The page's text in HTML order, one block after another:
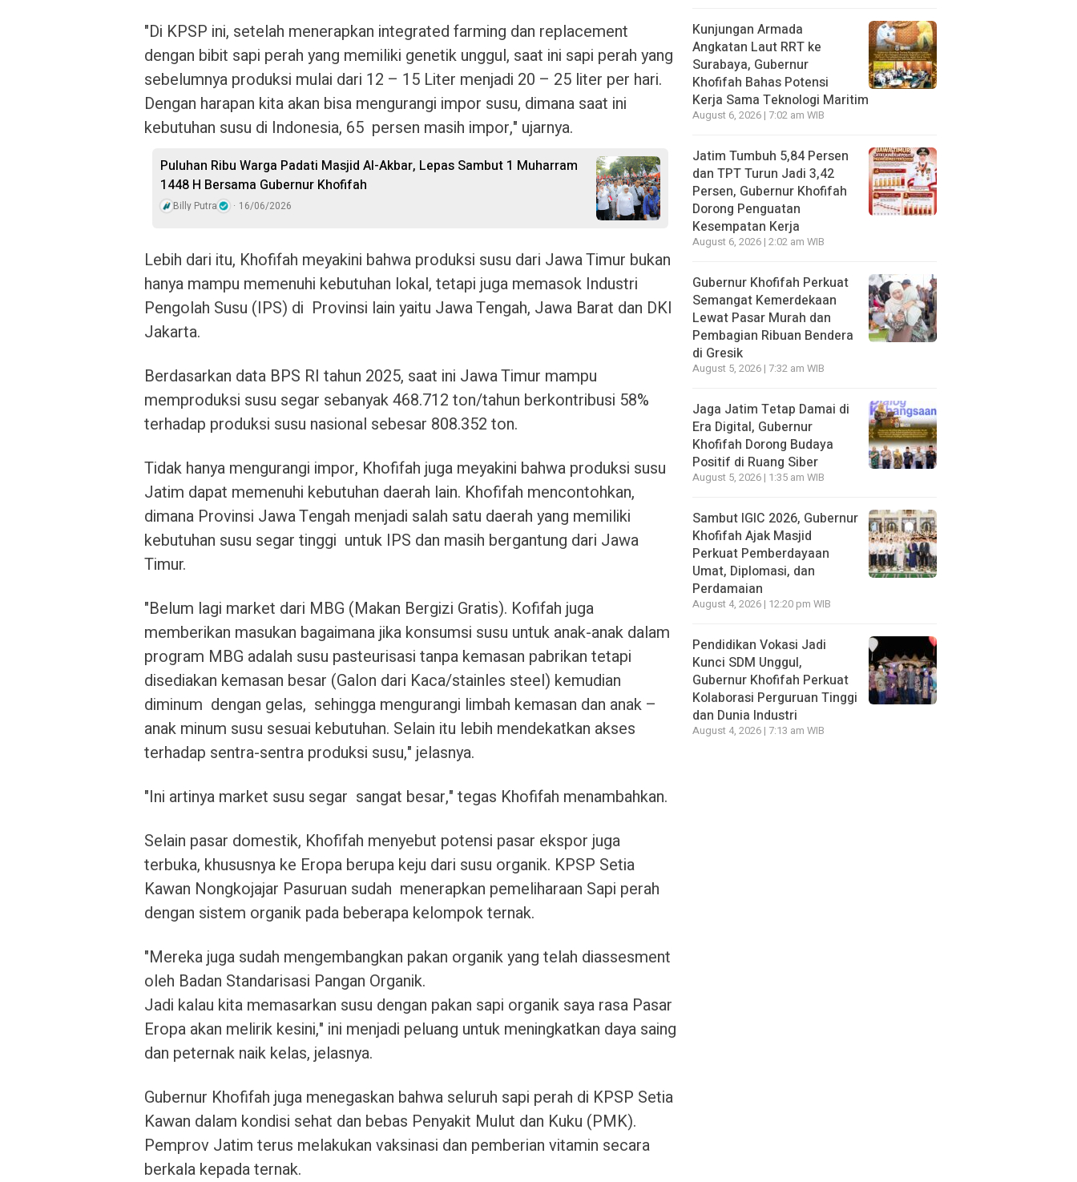
"Di KPSP ini, setelah menerapkan integrated farming dan replacement
dengan bibit sapi perah yang memiliki genetik unggul, saat ini sapi perah yang
sebelumnya produksi mulai dari 12 – 15 Liter menjadi 20 – 25 liter per hari.
Dengan harapan kita akan bisa mengurangi impor susu, dimana saat ini
kebutuhan susu di Indonesia, 65 persen masih impor," ujarnya.
Puluhan Ribu Warga Padati Masjid Al-Akbar, Lepas Sambut 1 Muharram
1448 H Bersama Gubernur Khofifah
Billy Putra 16/06/2026
Lebih dari itu, Khofifah meyakini bahwa produksi susu dari Jawa Timur bukan
hanya mampu memenuhi kebutuhan lokal, tetapi juga memasok Industri
Pengolah Susu (IPS) di Provinsi lain yaitu Jawa Tengah, Jawa Barat dan DKI
Jakarta.
Berdasarkan data BPS RI tahun 2025, saat ini Jawa Timur mampu
memproduksi susu segar sebanyak 468.712 ton/tahun berkontribusi 58%
terhadap produksi susu nasional sebesar 808.352 ton.
Tidak hanya mengurangi impor, Khofifah juga meyakini bahwa produksi susu
Jatim dapat memenuhi kebutuhan daerah lain. Khofifah mencontohkan,
dimana Provinsi Jawa Tengah menjadi salah satu daerah yang memiliki
kebutuhan susu segar tinggi untuk IPS dan masih bergantung dari Jawa
Timur.
"Belum lagi market dari MBG (Makan Bergizi Gratis). Kofifah juga
memberikan masukan bagaimana jika konsumsi susu untuk anak-anak dalam
program MBG adalah susu pasteurisasi tanpa kemasan pabrikan tetapi
disediakan kemasan besar (Galon dari Kaca/stainles steel) kemudian
diminum dengan gelas, sehingga mengurangi limbah kemasan dan anak –
anak minum susu sesuai kebutuhan. Selain itu lebih mendekatkan akses
terhadap sentra-sentra produksi susu," jelasnya.
"Ini artinya market susu segar sangat besar," tegas Khofifah menambahkan.
Selain pasar domestik, Khofifah menyebut potensi pasar ekspor juga
terbuka, khususnya ke Eropa berupa keju dari susu organik. KPSP Setia
Kawan Nongkojajar Pasuruan sudah menerapkan pemeliharaan Sapi perah
dengan sistem organik pada beberapa kelompok ternak.
"Mereka juga sudah mengembangkan pakan organik yang telah diassesment
oleh Badan Standarisasi Pangan Organik.
Jadi kalau kita memasarkan susu dengan pakan sapi organik saya rasa Pasar
Eropa akan melirik kesini," ini menjadi peluang untuk meningkatkan daya saing
dan peternak naik kelas, jelasnya.
Gubernur Khofifah juga menegaskan bahwa seluruh sapi perah di KPSP Setia
Kawan dalam kondisi sehat dan bebas Penyakit Mulut dan Kuku (PMK).
Pemprov Jatim terus melakukan vaksinasi dan pemberian vitamin secara
berkala kepada ternak.
Kunjungan Armada
Angkatan Laut RRT ke
Surabaya, Gubernur
Khofifah Bahas Potensi
Kerja Sama Teknologi Maritim
August 6, 2026 | 7:02 am WIB
Jatim Tumbuh 5,84 Persen
dan TPT Turun Jadi 3,42
Persen, Gubernur Khofifah
Dorong Penguatan
Kesempatan Kerja
August 6, 2026 | 2:02 am WIB
Gubernur Khofifah Perkuat
Semangat Kemerdekaan
Lewat Pasar Murah dan
Pembagian Ribuan Bendera
di Gresik
August 5, 2026 | 7:32 am WIB
Jaga Jatim Tetap Damai di
Era Digital, Gubernur
Khofifah Dorong Budaya
Positif di Ruang Siber
August 5, 2026 | 1:35 am WIB
Sambut IGIC 2026, Gubernur
Khofifah Ajak Masjid
Perkuat Pemberdayaan
Umat, Diplomasi, dan
Perdamaian
August 4, 2026 | 12:20 pm WIB
Pendidikan Vokasi Jadi
Kunci SDM Unggul,
Gubernur Khofifah Perkuat
Kolaborasi Perguruan Tinggi
dan Dunia Industri
August 4, 2026 | 7:13 am WIB